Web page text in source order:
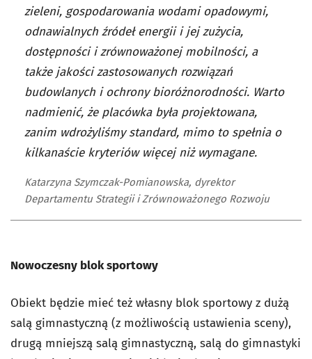
zieleni, gospodarowania wodami opadowymi,
odnawialnych źródeł energii i jej zużycia,
dostępności i zrównoważonej mobilności, a
także jakości zastosowanych rozwiązań
budowlanych i ochrony bioróżnorodności. Warto
nadmienić, że placówka była projektowana,
zanim wdrożyliśmy standard, mimo to spełnia o
kilkanaście kryteriów więcej niż wymagane.
Katarzyna Szymczak-Pomianowska, dyrektor
Departamentu Strategii i Zrównoważonego Rozwoju
Nowoczesny blok sportowy
Obiekt będzie mieć też własny blok sportowy z dużą
salą gimnastyczną (z możliwością ustawienia sceny),
drugą mniejszą salą gimnastyczną, salą do gimnastyki